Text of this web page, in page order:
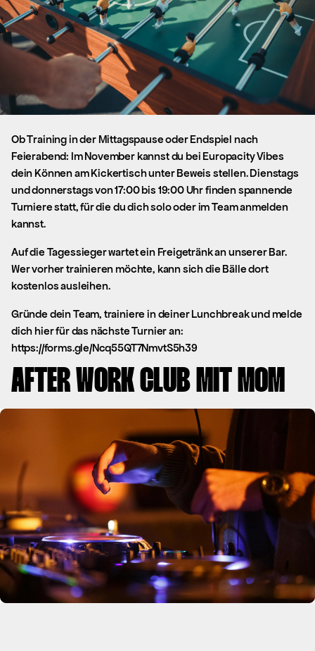
Ob Training in der Mittagspause oder Endspiel nach
Feierabend: Im November kannst du bei Europacity Vibes
dein Können am Kickertisch unter Beweis stellen. Dienstags
und donnerstags von 17:00 bis 19:00 Uhr finden spannende
Turniere statt, für die du dich solo oder im Team anmelden
kannst.
Auf die Tagessieger wartet ein Freigetränk an unserer Bar.
Wer vorher trainieren möchte, kann sich die Bälle dort
kostenlos ausleihen.
Gründe dein Team, trainiere in deiner Lunchbreak und melde
dich hier für das nächste Turnier an:
https://forms.gle/Ncq55QT7NmvtS5h39
AFTER WORK CLUB MIT MOM